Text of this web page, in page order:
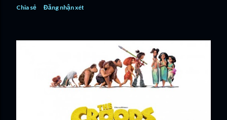
Chia sẻ Đăng nhận xét